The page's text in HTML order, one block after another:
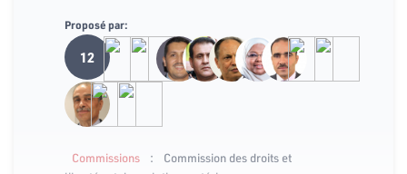
Proposé par:
12
Commissions :
Commission des droits et